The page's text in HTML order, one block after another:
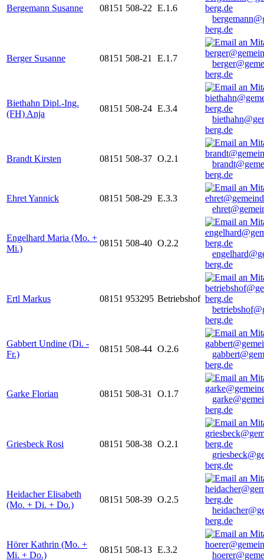
Bergemann Susanne 08151 508-22 E.1.6
berg.de
Berger Susanne 08151 508-21 E.1.7
berg.de
Biethahn Dipl.-Ing.
(FH) Anja
08151 508-24 E.3.4
berg.de
Brandt Kirsten 08151 508-37 O.2.1
berg.de
Ehret Yannick 08151 508-29 E.3.3
Engelhard Maria (Mo. +
Mi.)
08151 508-40 O.2.2
berg.de
Ertl Markus 08151 953295 Betriebshof
berg.de
Gabbert Undine (Di. -
Fr.)
08151 508-44 O.2.6
berg.de
Garke Florian 08151 508-31 O.1.7
berg.de
Griesbeck Rosi 08151 508-38 O.2.1
berg.de
Heidacher Elisabeth
(Mo. + Di. + Do.)
08151 508-39 O.2.5
berg.de
Hörer Kathrin (Mo. +
Mi. + Do.)
08151 508-13 E.3.2